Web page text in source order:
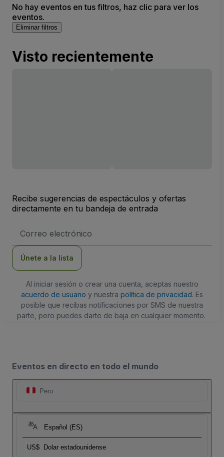
No hay eventos en tus filtros, haz clic para ver los
eventos.
Eliminar filtros
Visto recientemente
Recibe sugerencias de espectáculos y ofertas
directamente en tu bandeja de entrada
de
Únete a la lista
Al iniciar sesión o crear una cuenta, aceptas nuestro
acuerdo de usuario y nuestra política de privacidad. Es
posible que recibas notificaciones por SMS de nuestra
parte, pero puedes darte de baja en cualquier momento.
Eventos en directo en todo el mundo
Peru
Español (ES)
US$ Dolar estadounidense